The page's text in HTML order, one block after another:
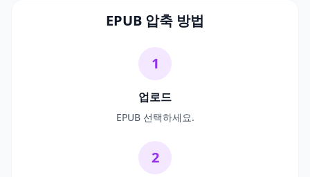
EPUB 압축 방법
1
업로드
EPUB 선택하세요.
2